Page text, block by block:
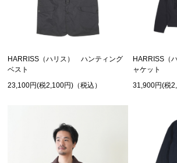
HARRISS（ハリス） ハンティング
ベスト
23,100円(税2,100円)（税込）
HARRISS（
ャケット
31,900円(税